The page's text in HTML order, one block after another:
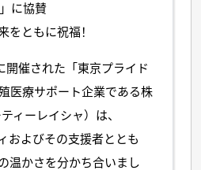
に協賛
をともに祝福！
開催された「東京プライド
医療サポート企業である株
ィーレイシャ）は、
およびその支援者ととも
温かさを分かち合いまし